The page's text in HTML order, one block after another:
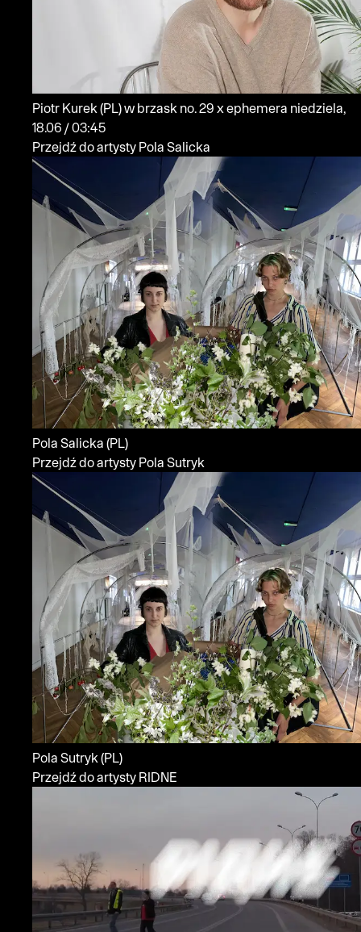
Piotr Kurek(PL)w brzask no. 29 x ephemera niedziela,
18.06 / 03:45
Przejdź do artysty Pola Salicka
Pola Salicka (PL)
Przejdź do artysty Pola Sutryk
Pola Sutryk(PL)
Przejdź do artysty RIDNE